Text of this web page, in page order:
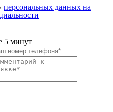
персональных данных на
5 минут